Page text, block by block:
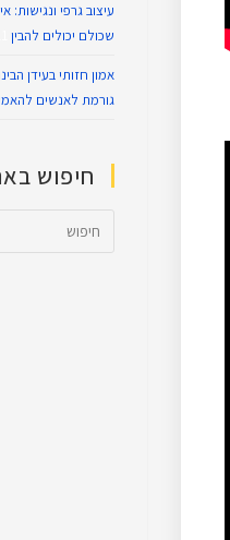
עיצוב גרפי
שכולם יכולים להבין
אמון חזותי בעידן
גורמת לאנשים
חיפוש